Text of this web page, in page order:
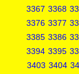
3367 3368
3376 3377
3385 3386
3394 3395
3403 3404